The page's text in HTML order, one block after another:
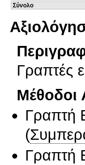
Σύνολο
Γραπτές
Μέθοδοι
Γραπτή
(
Γραπτή